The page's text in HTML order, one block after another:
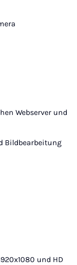
Webserver und
Bildbearbeitung
und HD